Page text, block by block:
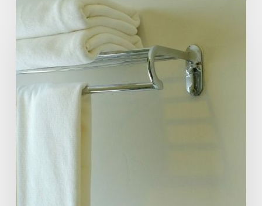
toalhas:
saiba
e